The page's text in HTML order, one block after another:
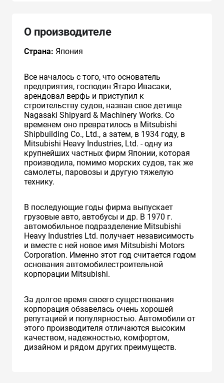
О производителе
Страна: Япония
Все началось с того, что основатель
предприятия, господин Ятаро Ивасаки,
арендовал верфь и приступил к
строительству судов, назвав свое детище
Nagasaki Shipyard & Machinery Works. Со
временем оно превратилось в Mitsubishi
Shipbuilding Co., Ltd., а затем, в 1934 году, в
Mitsubishi Heavy Industries, Ltd. - одну из
крупнейших частных фирм Японии, которая
производила, помимо морских судов, так же
самолеты, паровозы и другую тяжелую
технику.
В последующие годы фирма выпускает
грузовые авто, автобусы и др. В 1970 г.
автомобильное подразделение Mitsubishi
Heavy Industries Ltd. получает независимость
и вместе с ней новое имя Mitsubishi Motors
Corporation. Именно этот год считается годом
основания автомобилестроительной
корпорации Mitsubishi.
За долгое время своего существования
корпорация обзавелась очень хорошей
репутацией и популярностью. Автомобили от
этого производителя отличаются высоким
качеством, надежностью, комфортом,
дизайном и рядом других преимуществ.